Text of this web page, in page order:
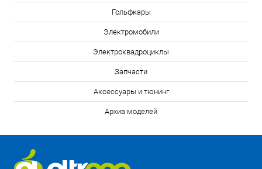
Гольфкары
Электромобили
Электроквадроциклы
Запчасти
Аксессуары и тюнинг
Архив моделей